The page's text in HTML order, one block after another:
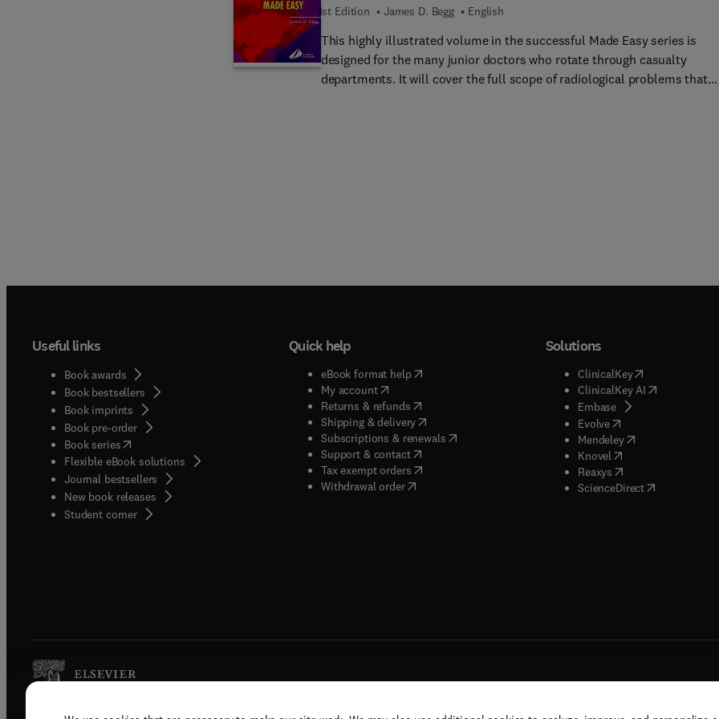
1st Edition James D. Begg English
This highly illustrated volume in the successful Made Easy series is
designed for the many junior doctors who rotate through casualty
departments. It will cover the full scope of radiological problems that
Useful links
Book awards
Book bestsellers
Book imprints
Book pre-order
Book series(opens in new tab/window
Flexible eBook solutions
Journal bestsellers
New book releases
Student corner( opens in new tab/window
Quick help
eBook format help( opens in new tab/window
My account( opens in new tab/window
Returns & refunds( opens in new tab/window
Shipping & delivery(opens in new tab/window
Subscriptions & renewals( opens in new tab/window
)
Support & contact( opens in new tab/window
Tax exempt orders( opens in new tab/window
Withdrawal order
Solutions
ClinicalKey(opens in new
ClinicalKey AI( opens in new
Embase( opens in new tab/
Evolve( opens in new tab/
Mendeley( opens in new tab/
Knovel opens in new tab/
Reaxys opens in new tab/
ScienceDirect( opens in new